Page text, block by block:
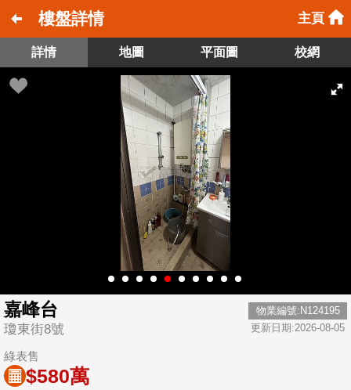
樓盤詳情 主頁
詳情 地圖 平面圖 校網
嘉峰台
瓊東街8號
物業編號:N124195
更新日期:2026-08-05
綠表售
$580萬